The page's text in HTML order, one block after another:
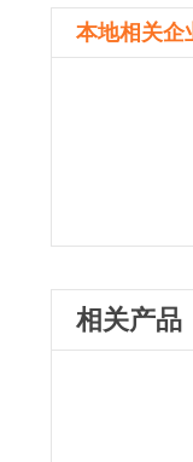
本地相关企
相关产品